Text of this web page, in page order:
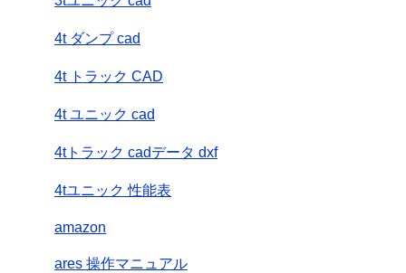
4t ダンプ cad
4t トラック CAD
4t ユニック cad
4tトラック cadデータ dxf
4tユニック 性能表
amazon
ares 操作マニュアル